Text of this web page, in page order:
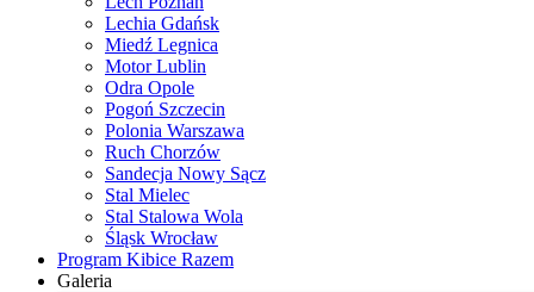
Lechia Gdańsk
Miedź Legnica
Motor Lublin
Odra Opole
Pogoń Szczecin
Polonia Warszawa
Ruch Chorzów
Sandecja Nowy Sącz
Stal Mielec
Stal Stalowa Wola
Śląsk Wrocław
Program Kibice Razem
Galeria